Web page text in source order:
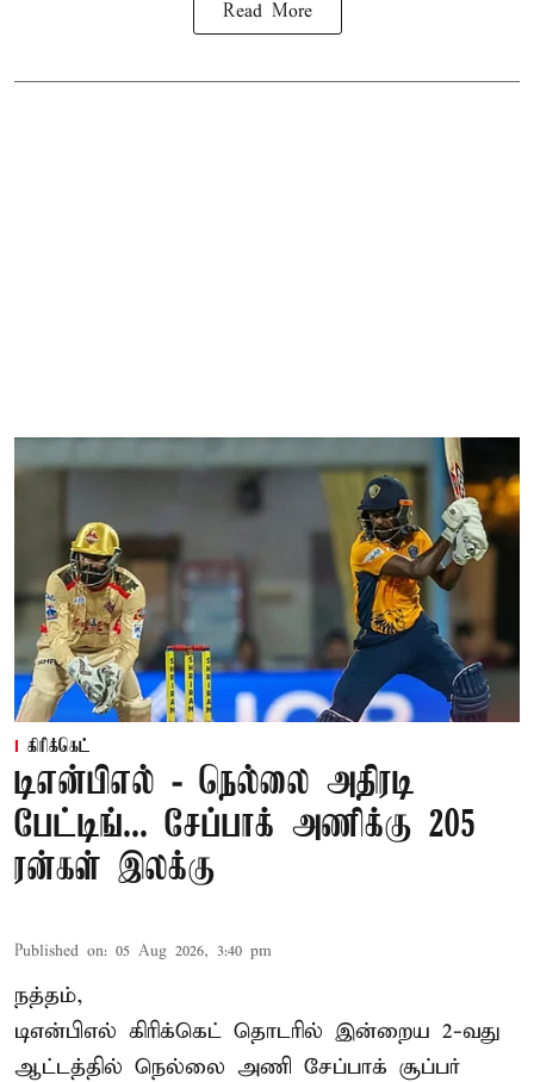
Read More
கிரிக்கெட்
டிஎன்பிஎல் - நெல்லை அதிரடி
பேட்டிங்... சேப்பாக் அணிக்கு 205
ரன்கள் இலக்கு
Published on: 05 Aug 2026, 3:40 pm
நத்தம்,
டிஎன்பிஎல் கிரிக்கெட் தொடரில் இன்றைய 2-வது
ஆட்டத்தில் நெல்லை அணி சேப்பாக் சூப்பர்